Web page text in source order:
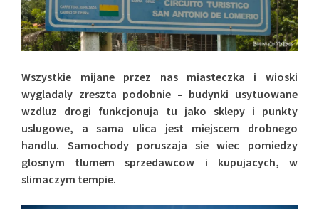
Wszystkie mijane przez nas miasteczka i wioski
wygladaly zreszta podobnie – budynki usytuowane
wzdluz drogi funkcjonuja tu jako sklepy i punkty
uslugowe, a sama ulica jest miejscem drobnego
handlu. Samochody poruszaja sie wiec pomiedzy
glosnym tlumem sprzedawcow i kupujacych, w
slimaczym tempie.